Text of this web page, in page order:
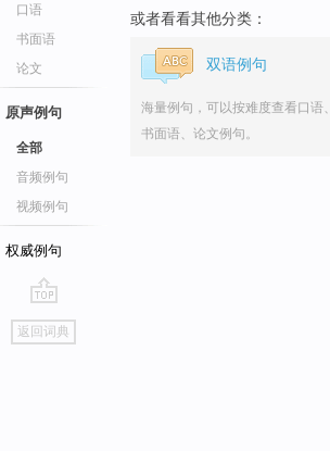
口语
书面语
论文
原声例句
全部
音频例句
视频例句
权威例句
go
top
返回词典
或者看看其他分类：
双语例句
海量例句，可以按难度查看口语、
书面语、论文例句。